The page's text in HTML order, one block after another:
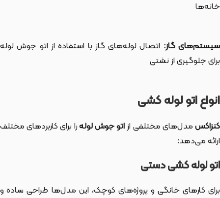
خانه‌ها
سیستم‌های گاز: اتصال لوله‌های گاز با استفاده از اتو جوش لوله
برای جلوگیری از نشتی
انواع اتو لوله کشی
کنزاکسمدل‌های مختلفی ازاتو جوش لولهرا برای کاربردهای مختلف
ارائه می‌دهد:
اتو لوله کشی دستی
برای کارهای خانگی و پروژه‌های کوچک، این مدل‌ها طراحی ساده و